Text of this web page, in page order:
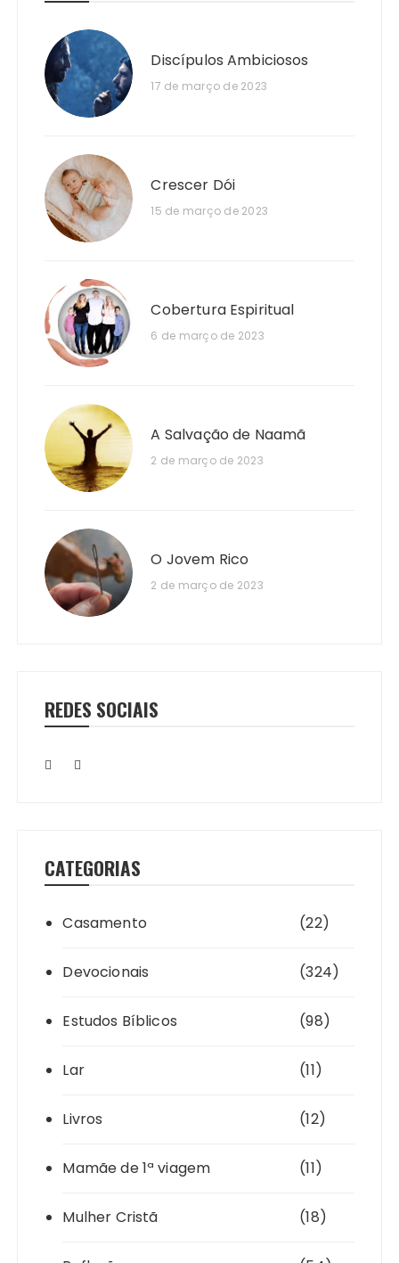
Discípulos Ambiciosos
17 de março de 2023
Crescer Dói
15 de março de 2023
Cobertura Espiritual
6 de março de 2023
A Salvação de Naamã
2 de março de 2023
O Jovem Rico
2 de março de 2023
REDES SOCIAIS
CATEGORIAS
Casamento (22)
Devocionais (324)
Estudos Bíblicos (98)
Lar (11)
Livros (12)
Mamãe de 1ª viagem (11)
Mulher Cristã (18)